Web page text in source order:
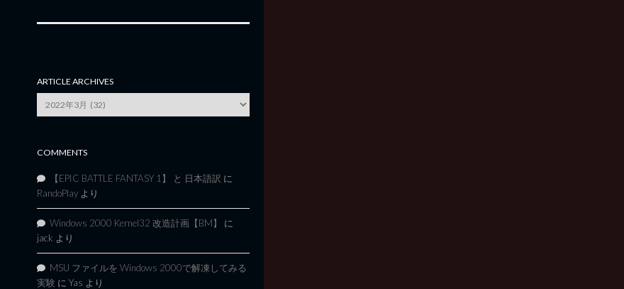
ARTICLE ARCHIVES
Archives
COMMENTS
【EPIC BATTLE FANTASY 1】 と 日本語訳 に
RandoPlay より
Windows 2000 Kernel32 改造計画【BM】
に
jack より
MSU ファイルを Windows 2000で解凍してみる
実験 に Yas より